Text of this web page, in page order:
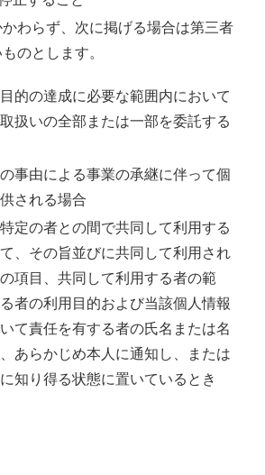
わらず、次に掲げる場合は第三者
のとします。
的の達成に必要な範囲内において
扱いの全部または一部を委託する
事由による事業の承継に伴って個
される場合
定の者との間で共同して利用する
、その旨並びに共同して利用され
項目、共同して利用する者の範
者の利用目的および当該個人情報
て責任を有する者の氏名または名
あらかじめ本人に通知し、または
知り得る状態に置いているとき